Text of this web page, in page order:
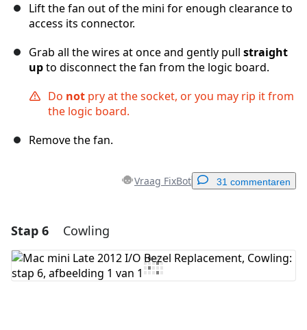
Lift the fan out of the mini for enough clearance to
access its connector.
Grab all the wires at once and gently pull straight
upto disconnect the fan from the logic board.
Do not pry at the socket, or you may rip it from
the logic board.
Remove the fan.
Vraag FixBot 31 commentaren
Voeg een opmerking toe
Voeg opmerking toe
Stap 6 Cowling